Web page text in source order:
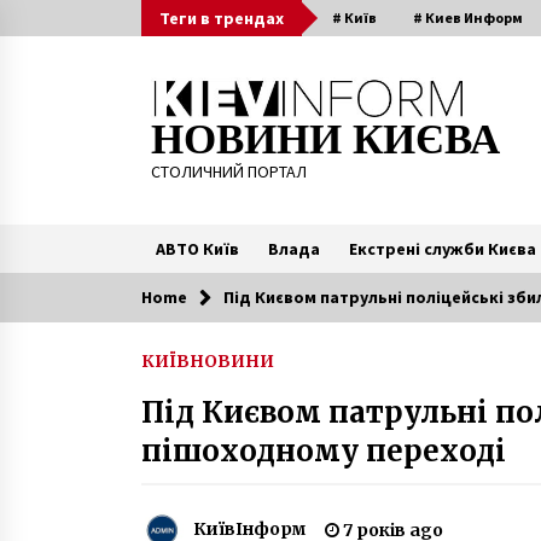
to
Теги в трендах # Київ # Киев Информ
НОВИНИ КИЄВА
СТОЛИЧНИЙ ПОРТАЛ
АВТО Київ Влада Екстрені служби Києва
Читають зараз
вимагають покарати “тітушок”
Киви
6 років ago
вистрибнула з 16 поверху
Home Під Києвом патрульні поліцейські
КИЇВНОВИНИ
Під Києвом патрульні
пішоходному переході
КиївІнформ 7 років ago